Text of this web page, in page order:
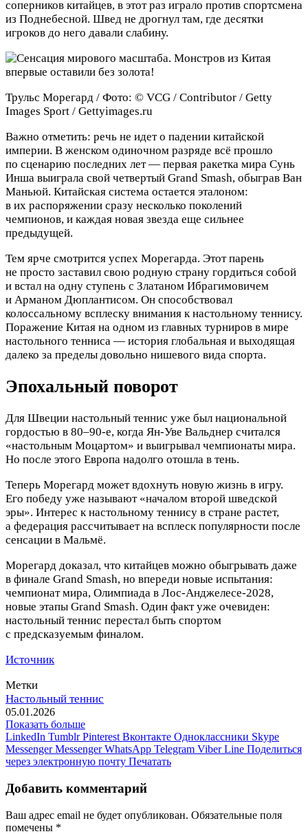
соперников китайцев, в этот раз играло против спортсмена
из Поднебесной. Швед не дрогнул там, где десятки
игроков до него давали слабину.
Трульс Морегард / Фото: © VCG / Contributor / Getty
Images Sport / Gettyimages.ru
Важно отметить: речь не идет о падении китайской
империи. В женском одиночном разряде всё прошло
по сценарию последних лет — первая ракетка мира Сунь
Инша выиграла свой четвертый Grand Smash, обыграв Ван
Маньюй. Китайская система остается эталоном:
в их распоряжении сразу несколько поколений
чемпионов, и каждая новая звезда еще сильнее
предыдущей.
Тем ярче смотрится успех Морегарда. Этот парень
не просто заставил свою родную страну гордиться собой
и встал на одну ступень с Златаном Ибрагимовичем
и Арманом Дюплантисом. Он способствовал
колоссальному всплеску внимания к настольному теннису.
Поражение Китая на одном из главных турниров в мире
настольного тенниса — история глобальная и выходящая
далеко за пределы довольно нишевого вида спорта.
Эпохальный поворот
Для Швеции настольный теннис уже был национальной
гордостью в 80–90-е, когда Ян-Уве Вальднер считался
«настольным Моцартом» и выигрывал чемпионаты мира.
Но после этого Европа надолго отошла в тень.
Теперь Морегард может вдохнуть новую жизнь в игру.
Его победу уже называют «началом второй шведской
эры». Интерес к настольному теннису в стране растет,
а федерация рассчитывает на всплеск популярности после
сенсации в Мальмё.
Морегард доказал, что китайцев можно обыгрывать даже
в финале Grand Smash, но впереди новые испытания:
чемпионат мира, Олимпиада в Лос-Анджелесе-2028,
новые этапы Grand Smash. Один факт уже очевиден:
настольный теннис перестал быть спортом
с предсказуемым финалом.
Источник
Метки
Настольный теннис
05.01.2026
Показать больше
LinkedIn Tumblr Pinterest Вконтакте Одноклассники Skype
Messenger Messenger WhatsApp Telegram Viber Line Поделиться
через электронную почту Печатать
Добавить комментарий
Ваш адрес email не будет опубликован. Обязательные поля
помечены *